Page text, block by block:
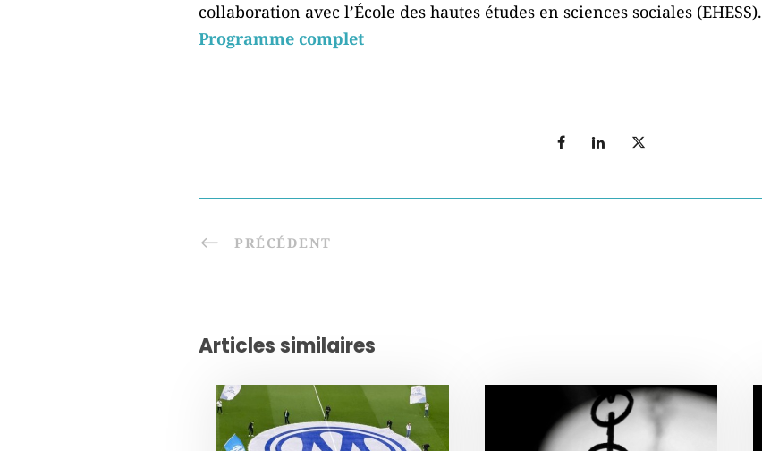
collaboration avec l’École des hautes études en sciences sociales (EHESS).
Programme complet
PRÉCÉDENT
Articles similaires